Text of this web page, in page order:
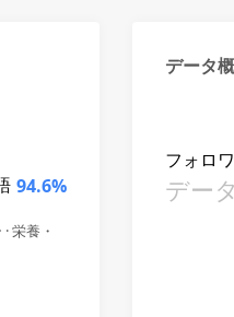
94.6%
栄養・
データ
フォロ
デー